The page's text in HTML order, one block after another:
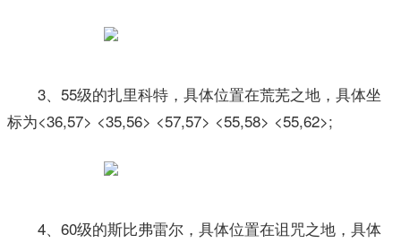
3、55级的扎里科特，具体位置在荒芜之地，具体坐
标为<36,57> <35,56> <57,57> <55,58> <55,62>;
4、60级的斯比弗雷尔，具体位置在诅咒之地，具体